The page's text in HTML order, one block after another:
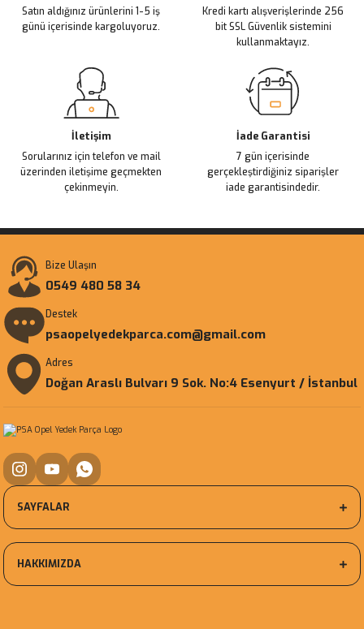
Bu ürüne benzer farklı alternatifler olmalı.
Satın aldığınız ürünlerini 1-5 iş
günü içerisinde kargoluyoruz.
Kredi kartı alışverişlerinde 256
bit SSL Güvenlik sistemini
kullanmaktayız.
İletişim
Sorularınız için telefon ve mail
üzerinden iletişime geçmekten
çekinmeyin.
İade Garantisi
7 gün içerisinde
gerçekleştirdiğiniz siparişler
iade garantisindedir.
Bize Ulaşın
0549 480 58 34
Destek
psaopelyedekparca.com@gmail.com
Adres
Doğan Araslı Bulvarı 9 Sok. No:4 Esenyurt / İstanbul
SAYFALAR
HAKKIMIZDA